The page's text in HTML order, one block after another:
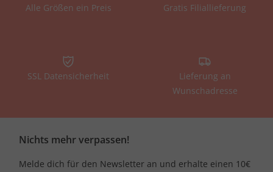
Alle Größen ein Preis Gratis Filiallieferung
SSL Datensicherheit
Lieferung an
Wunschadresse
Nichts mehr verpassen!
Melde dich für den Newsletter an und erhalte einen 10€